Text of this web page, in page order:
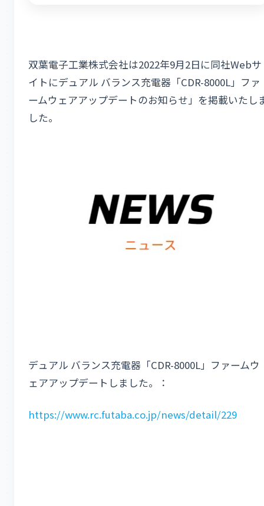
双葉電子工業株式会社は2022年9月2日に同社Webサ
イトにデュアル バランス充電器「CDR-8000L」ファ
ームウェアアップデートのお知らせ」を掲載いたし
した。
デュアル バランス充電器「CDR-8000L」ファームウ
ェアアップデートしました。：
https://www.rc.futaba.co.jp/news/detail/229